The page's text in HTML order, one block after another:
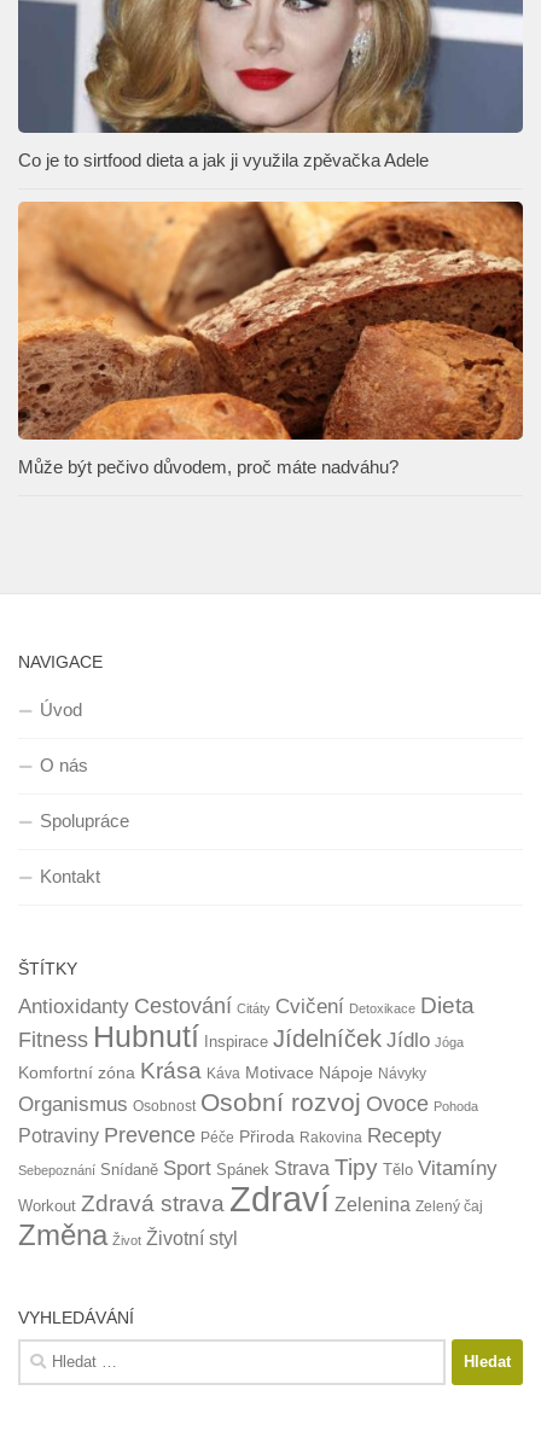
Co je to sirtfood dieta a jak ji využila zpěvačka Adele
Může být pečivo důvodem, proč máte nadváhu?
NAVIGACE
Úvod
O nás
Spolupráce
Kontakt
ŠTÍTKY
Antioxidanty Cestování Citáty Cvičení Detoxikace Dieta
Fitness Hubnutí Inspirace Jídelníček Jídlo Jóga
Komfortní zóna Krása Káva Motivace Nápoje Návyky
Organismus Osobnost Osobní rozvoj Ovoce Pohoda
Potraviny Prevence Péče Přiroda Rakovina Recepty
Sebepoznání Snídaně Sport Spánek Strava Tipy Tělo Vitamíny
Workout Zdravá strava Zdraví Zelenina Zelený čaj
Změna Život Životní styl
VYHLEDÁVÁNÍ
Vyhledávání